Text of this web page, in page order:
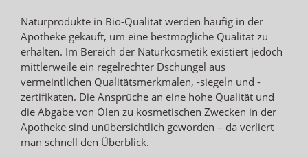
Naturprodukte in Bio-Qualität werden häufig in der
Apotheke gekauft, um eine bestmögliche Qualität zu
erhalten. Im Bereich der Naturkosmetik existiert jedoch
mittlerweile ein regelrechter Dschungel aus
vermeintlichen Qualitätsmerkmalen, -siegeln und -
zertifikaten. Die Ansprüche an eine hohe Qualität und
die Abgabe von Ölen zu kosmetischen Zwecken in der
Apotheke sind unübersichtlich geworden – da verliert
man schnell den Überblick.